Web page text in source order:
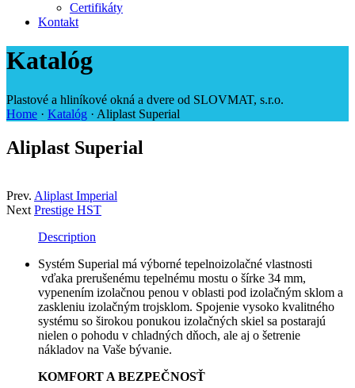
Certifikáty
Kontakt
Katalóg
Plastové a hliníkové okná a dvere od SLOVMAT, s.r.o.
Home · Katalóg · Aliplast Superial
Aliplast Superial
Prev. Aliplast Imperial
Next Prestige HST
Description
Systém Superial má výborné tepelnoizolačné vlastnosti
vďaka prerušenému tepelnému mostu o šírke 34 mm,
vypenením izolačnou penou v oblasti pod izolačným sklom a
zaskleniu izolačným trojsklom. Spojenie vysoko kvalitného
systému so širokou ponukou izolačných skiel sa postarajú
nielen o pohodu v chladných dňoch, ale aj o šetrenie
nákladov na Vaše bývanie.
KOMFORT A BEZPEČNOSŤ